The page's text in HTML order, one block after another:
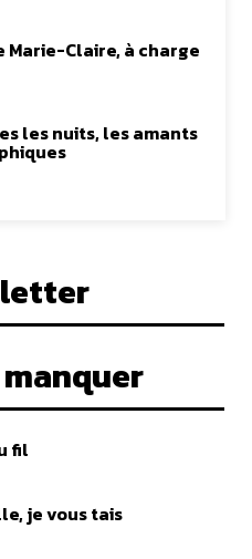
Marie-Claire, à charge
les nuits, les amants
fil
je vous tais